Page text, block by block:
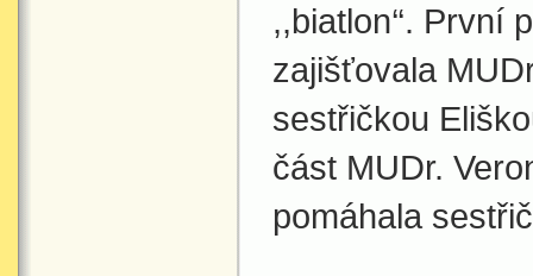
,,biatlon‘‘. První
zajišťovala
sestřičkou
část MUDr.
pomáhala